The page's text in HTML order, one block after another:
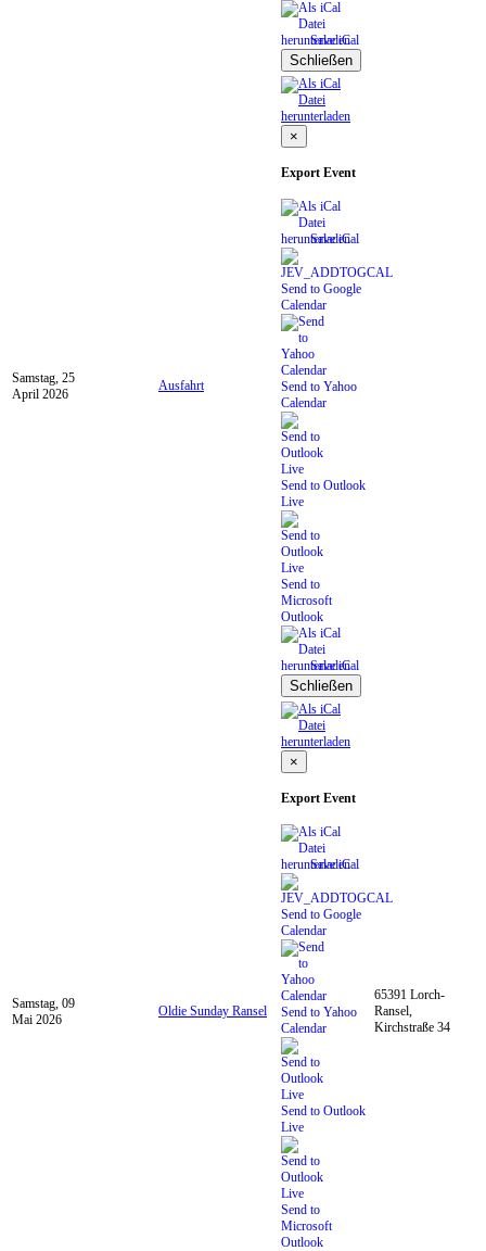
Save iCal
Schließen
Samstag, 25
April 2026
Ausfahrt
×
Export Event
Save iCal
Send to Google
Calendar
Send to Yahoo
Calendar
Send to Outlook
Live
Send to
Microsoft
Outlook
Save iCal
Schließen
Samstag, 09
Mai 2026
Oldie Sunday Ransel
×
Export Event
Save iCal
Send to Google
Calendar
Send to Yahoo
Calendar
Send to Outlook
Live
Send to
Microsoft
Outlook
65391 Lorch-
Ransel,
Kirchstraße 34